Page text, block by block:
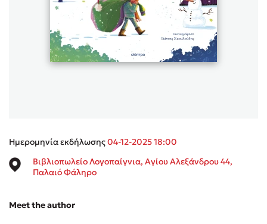
Playlist
Ημερομηνία εκδήλωσης04-12-2025 18:00
Βιβλιοπωλείο Λογοπαίγνια, Αγίου Αλεξάνδρου 44,
Παλαιό Φάληρο
Meet the author